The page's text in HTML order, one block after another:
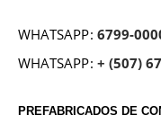
WHATSAPP: 6799-
WHATSAPP: + (507)
PREFABRICADOS DE